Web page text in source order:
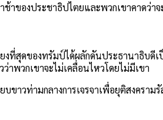
ของประชาธิปไตยและพวกเขาคาดว่า
สุดของทรัมป์ได้ผลักดันประธานาธิบดี
พวกเขาจะไม่เคลื่อนไหวโดยไม่มีเขา
วท่ามกลางการเจรจาเพื่อยุติสงครา